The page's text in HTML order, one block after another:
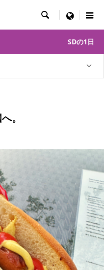
 menu
SDの1日
。